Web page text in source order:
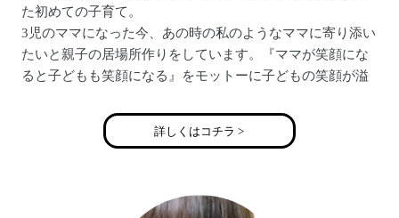
た初めての子育て。
3児のママになった今、あの時の私のようなママに寄り添い
たいと親子の居場所作りをしています。『ママが笑顔にな
ると子どもも笑顔になる』をモットーに子どもの笑顔が溢
アメブロ：https://ameblo.jp/nananaha30/
詳しくはコチラ >